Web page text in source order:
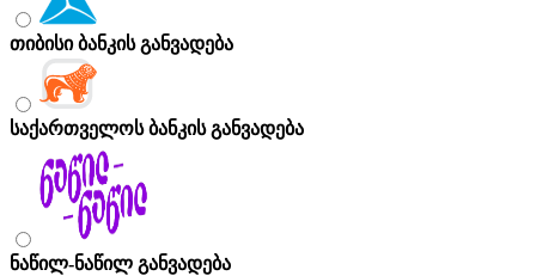
თიბისი ბანკის განვადება
საქართველოს ბანკის განვადება
ნაწილ-ნაწილ განვადება